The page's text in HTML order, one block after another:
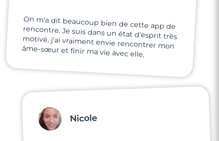
On m'a dit beaucoup bien de cette app de
rencontre. Je suis dans un état d'esprit très
motivé, j'ai vraiment envie rencontrer mon
âme-sœur et finir ma vie avec elle.
Nicole